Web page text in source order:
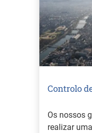
Controlo
Os nossos
realizar